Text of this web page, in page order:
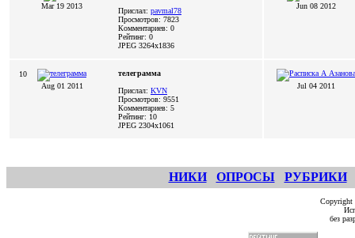
Mar 19 2013
Прислал: pavmal78
Просмотров: 7823
Комментариев: 0
Рейтинг: 0
JPEG 3264x1836
Jun 08 2012
10
Aug 01 2011
телеграмма
Прислал: KVN
Просмотров: 9551
Комментариев: 5
Рейтинг: 10
JPEG 2304x1061
Jul 04 2011
НИКИ ОПРОСЫ РУБРИКИ
без